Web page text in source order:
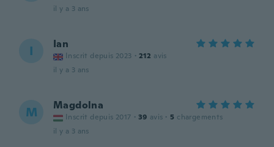
il y a 3 ans
I Ian
Inscrit depuis 2023 · 212 avis
il y a 3 ans
M Magdolna
Inscrit depuis 2017 · 39 avis · 5 chargements
il y a 3 ans